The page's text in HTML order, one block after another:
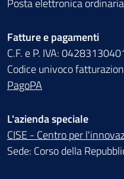
Posta elettronica
Fatture e pagamenti
C.F. e P. IVA:
Codice univoco
PagoPA
L'azienda speciale
CISE - Centro per
Sede: Corso della